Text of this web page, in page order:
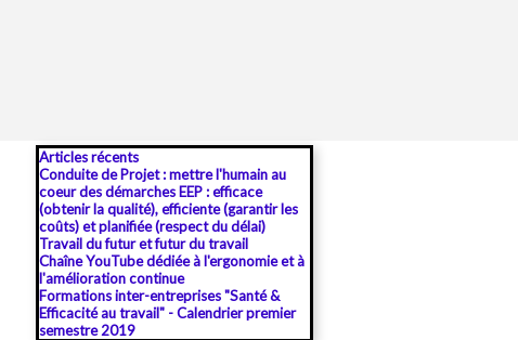
Sauter le bloc Articles récents
Articles récents
Conduite de Projet : mettre l'humain au
coeur des démarches EEP : efficace
(obtenir la qualité), efficiente (garantir les
coûts) et planifiée (respect du délai)
Travail du futur et futur du travail
Chaîne YouTube dédiée à l'ergonomie et à
l'amélioration continue
Formations inter-entreprises "Santé &
Efficacité au travail" - Calendrier premier
semestre 2019